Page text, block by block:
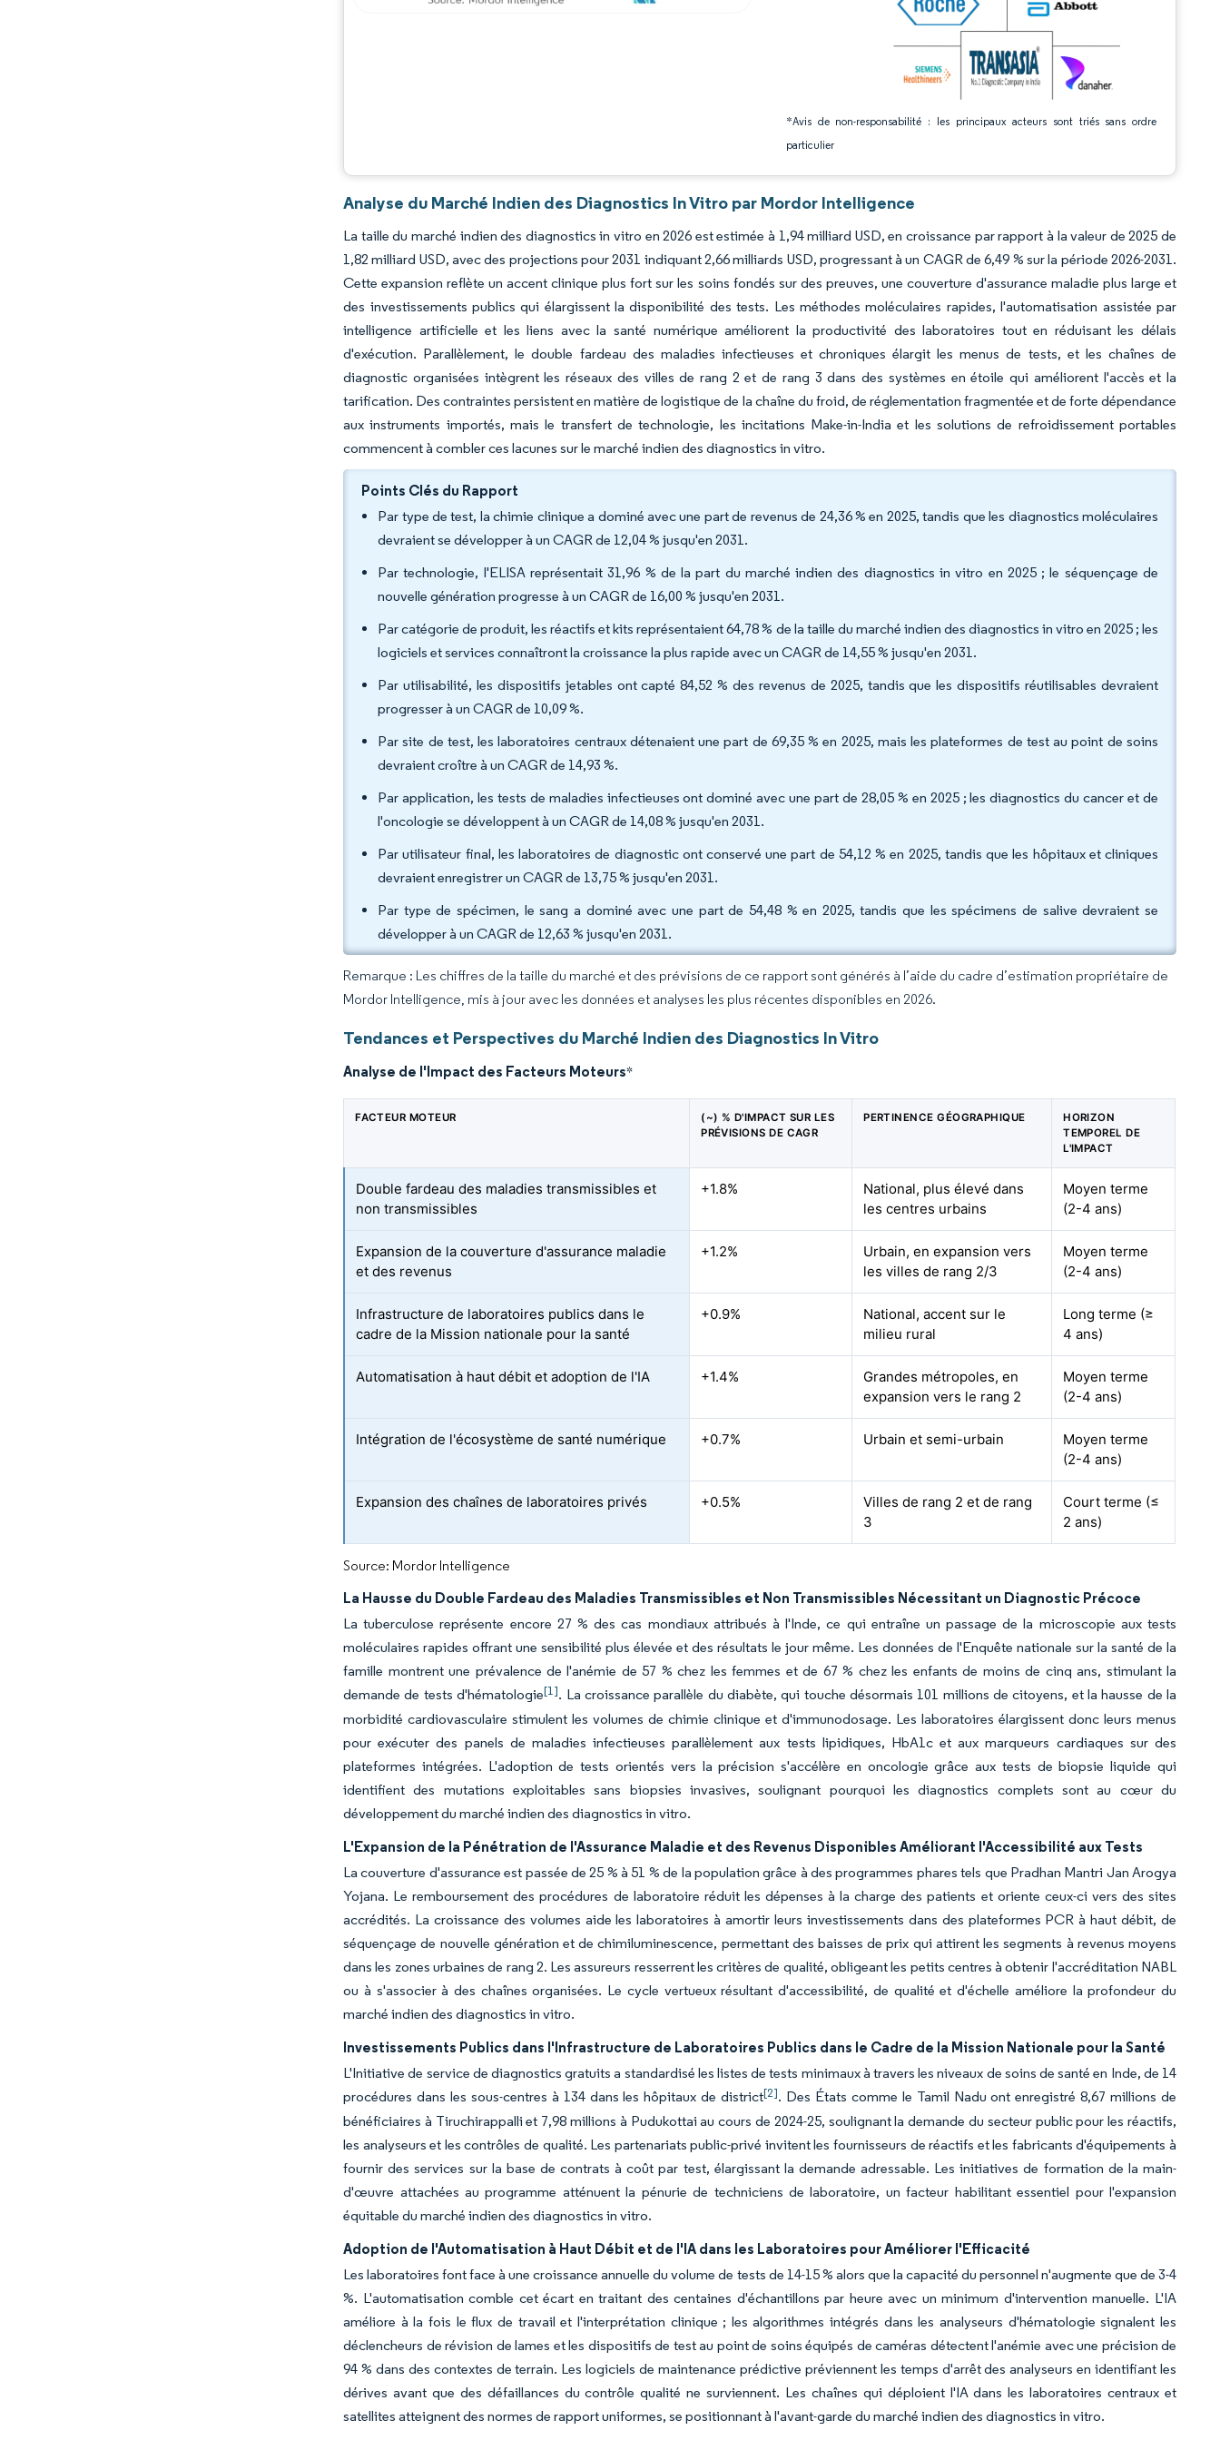
*Avis de non-responsabilité : les principaux acteurs sont triés sans ordre
particulier
Analyse du Marché Indien des Diagnostics In Vitro par Mordor Intelligence
La taille du marché indien des diagnostics in vitro en 2026 est estimée à 1,94 milliard USD, en croissance par rapport à la valeur de 2025 de
1,82 milliard USD, avec des projections pour 2031 indiquant 2,66 milliards USD, progressant à un CAGR de 6,49 % sur la période 2026-2031.
Cette expansion reflète un accent clinique plus fort sur les soins fondés sur des preuves, une couverture d'assurance maladie plus large et
des investissements publics qui élargissent la disponibilité des tests. Les méthodes moléculaires rapides, l'automatisation assistée par
intelligence artificielle et les liens avec la santé numérique améliorent la productivité des laboratoires tout en réduisant les délais
d'exécution. Parallèlement, le double fardeau des maladies infectieuses et chroniques élargit les menus de tests, et les chaînes de
diagnostic organisées intègrent les réseaux des villes de rang 2 et de rang 3 dans des systèmes en étoile qui améliorent l'accès et la
tarification. Des contraintes persistent en matière de logistique de la chaîne du froid, de réglementation fragmentée et de forte dépendance
aux instruments importés, mais le transfert de technologie, les incitations Make-in-India et les solutions de refroidissement portables
commencent à combler ces lacunes sur le marché indien des diagnostics in vitro.
Points Clés du Rapport
Par type de test, la chimie clinique a dominé avec une part de revenus de 24,36 % en 2025, tandis que les diagnostics moléculaires
devraient se développer à un CAGR de 12,04 % jusqu'en 2031.
Par technologie, l'ELISA représentait 31,96 % de la part du marché indien des diagnostics in vitro en 2025 ; le séquençage de
nouvelle génération progresse à un CAGR de 16,00 % jusqu'en 2031.
Par catégorie de produit, les réactifs et kits représentaient 64,78 % de la taille du marché indien des diagnostics in vitro en 2025 ; les
logiciels et services connaîtront la croissance la plus rapide avec un CAGR de 14,55 % jusqu'en 2031.
Par utilisabilité, les dispositifs jetables ont capté 84,52 % des revenus de 2025, tandis que les dispositifs réutilisables devraient
progresser à un CAGR de 10,09 %.
Par site de test, les laboratoires centraux détenaient une part de 69,35 % en 2025, mais les plateformes de test au point de soins
devraient croître à un CAGR de 14,93 %.
Par application, les tests de maladies infectieuses ont dominé avec une part de 28,05 % en 2025 ; les diagnostics du cancer et de
l'oncologie se développent à un CAGR de 14,08 % jusqu'en 2031.
Par utilisateur final, les laboratoires de diagnostic ont conservé une part de 54,12 % en 2025, tandis que les hôpitaux et cliniques
devraient enregistrer un CAGR de 13,75 % jusqu'en 2031.
Par type de spécimen, le sang a dominé avec une part de 54,48 % en 2025, tandis que les spécimens de salive devraient se
développer à un CAGR de 12,63 % jusqu'en 2031.
Remarque : Les chiffres de la taille du marché et des prévisions de ce rapport sont générés à l’aide du cadre d’estimation propriétaire de
Mordor Intelligence, mis à jour avec les données et analyses les plus récentes disponibles en 2026.
Tendances et Perspectives du Marché Indien des Diagnostics In Vitro
Analyse de l'Impact des Facteurs Moteurs*
FACTEUR MOTEUR
(~) % D'IMPACT SUR LES
PRÉVISIONS DE CAGR
PERTINENCE GÉOGRAPHIQUE
HORIZON
TEMPOREL DE
L'IMPACT
Double fardeau des maladies transmissibles et
non transmissibles
+1.8%
National, plus élevé dans
les centres urbains
Moyen terme
(2-4 ans)
Expansion de la couverture d'assurance maladie
et des revenus
+1.2%
Urbain, en expansion vers
les villes de rang 2/3
Moyen terme
(2-4 ans)
Infrastructure de laboratoires publics dans le
cadre de la Mission nationale pour la santé
+0.9%
National, accent sur le
milieu rural
Long terme (≥
4 ans)
Automatisation à haut débit et adoption de l'IA +1.4%
Grandes métropoles, en
expansion vers le rang 2
Moyen terme
(2-4 ans)
Intégration de l'écosystème de santé numérique +0.7% Urbain et semi-urbain
Moyen terme
(2-4 ans)
Expansion des chaînes de laboratoires privés +0.5%
Villes de rang 2 et de rang
3
Court terme (≤
2 ans)
Source: Mordor Intelligence
La Hausse du Double Fardeau des Maladies Transmissibles et Non Transmissibles Nécessitant un Diagnostic Précoce
La tuberculose représente encore 27 % des cas mondiaux attribués à l'Inde, ce qui entraîne un passage de la microscopie aux tests
moléculaires rapides offrant une sensibilité plus élevée et des résultats le jour même. Les données de l'Enquête nationale sur la santé de la
famille montrent une prévalence de l'anémie de 57 % chez les femmes et de 67 % chez les enfants de moins de cinq ans, stimulant la
demande de tests d'hématologie[1]. La croissance parallèle du diabète, qui touche désormais 101 millions de citoyens, et la hausse de la
morbidité cardiovasculaire stimulent les volumes de chimie clinique et d'immunodosage. Les laboratoires élargissent donc leurs menus
pour exécuter des panels de maladies infectieuses parallèlement aux tests lipidiques, HbA1c et aux marqueurs cardiaques sur des
plateformes intégrées. L'adoption de tests orientés vers la précision s'accélère en oncologie grâce aux tests de biopsie liquide qui
identifient des mutations exploitables sans biopsies invasives, soulignant pourquoi les diagnostics complets sont au cœur du
développement du marché indien des diagnostics in vitro.
L'Expansion de la Pénétration de l'Assurance Maladie et des Revenus Disponibles Améliorant l'Accessibilité aux Tests
La couverture d'assurance est passée de 25 % à 51 % de la population grâce à des programmes phares tels que Pradhan Mantri Jan Arogya
Yojana. Le remboursement des procédures de laboratoire réduit les dépenses à la charge des patients et oriente ceux-ci vers des sites
accrédités. La croissance des volumes aide les laboratoires à amortir leurs investissements dans des plateformes PCR à haut débit, de
séquençage de nouvelle génération et de chimiluminescence, permettant des baisses de prix qui attirent les segments à revenus moyens
dans les zones urbaines de rang 2. Les assureurs resserrent les critères de qualité, obligeant les petits centres à obtenir l'accréditation NABL
ou à s'associer à des chaînes organisées. Le cycle vertueux résultant d'accessibilité, de qualité et d'échelle améliore la profondeur du
marché indien des diagnostics in vitro.
Investissements Publics dans l'Infrastructure de Laboratoires Publics dans le Cadre de la Mission Nationale pour la Santé
L'Initiative de service de diagnostics gratuits a standardisé les listes de tests minimaux à travers les niveaux de soins de santé en Inde, de 14
procédures dans les sous-centres à 134 dans les hôpitaux de district[2]. Des États comme le Tamil Nadu ont enregistré 8,67 millions de
bénéficiaires à Tiruchirappalli et 7,98 millions à Pudukottai au cours de 2024-25, soulignant la demande du secteur public pour les réactifs,
les analyseurs et les contrôles de qualité. Les partenariats public-privé invitent les fournisseurs de réactifs et les fabricants d'équipements à
fournir des services sur la base de contrats à coût par test, élargissant la demande adressable. Les initiatives de formation de la main-
d'œuvre attachées au programme atténuent la pénurie de techniciens de laboratoire, un facteur habilitant essentiel pour l'expansion
équitable du marché indien des diagnostics in vitro.
Adoption de l'Automatisation à Haut Débit et de l'IA dans les Laboratoires pour Améliorer l'Efficacité
Les laboratoires font face à une croissance annuelle du volume de tests de 14-15 % alors que la capacité du personnel n'augmente que de 3-4
%. L'automatisation comble cet écart en traitant des centaines d'échantillons par heure avec un minimum d'intervention manuelle. L'IA
améliore à la fois le flux de travail et l'interprétation clinique ; les algorithmes intégrés dans les analyseurs d'hématologie signalent les
déclencheurs de révision de lames et les dispositifs de test au point de soins équipés de caméras détectent l'anémie avec une précision de
94 % dans des contextes de terrain. Les logiciels de maintenance prédictive préviennent les temps d'arrêt des analyseurs en identifiant les
dérives avant que des défaillances du contrôle qualité ne surviennent. Les chaînes qui déploient l'IA dans les laboratoires centraux et
satellites atteignent des normes de rapport uniformes, se positionnant à l'avant-garde du marché indien des diagnostics in vitro.